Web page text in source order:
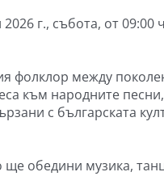
г., събота, от 09:00
фолклор между
към народните
с българската
обедини музика,